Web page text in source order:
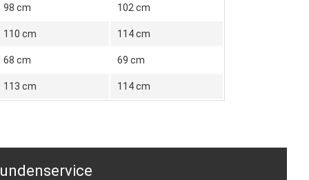
98 cm 102 cm
110 cm 114 cm
68 cm 69 cm
113 cm 114 cm